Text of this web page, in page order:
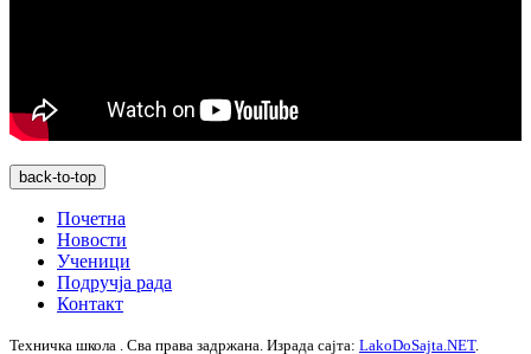
back-to-top
Почетна
Новости
Ученици
Подручја рада
Контакт
Техничка школа . Сва права задржана. Израда сајта: LakoDoSajta.NET.